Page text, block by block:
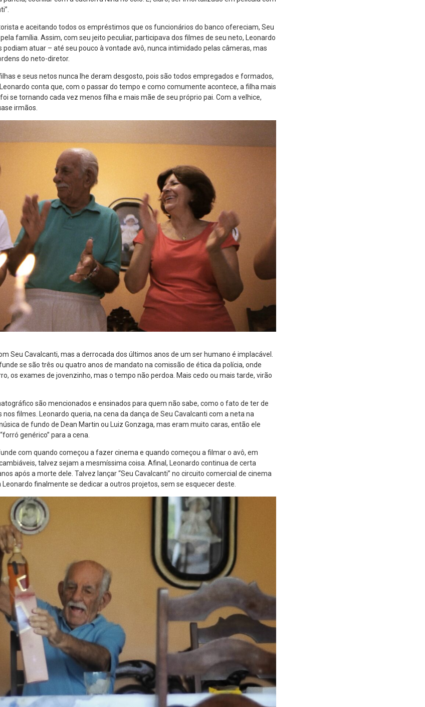
e aceitando todos os empréstimos que os funcionários do banco ofereciam, Seu
família. Assim, com seu jeito peculiar, participava dos filmes de seu neto, Leonardo
podiam atuar – até seu pouco à vontade avô, nunca intimidado pelas câmeras, mas
do neto-diretor.
e seus netos nunca lhe deram desgosto, pois são todos empregados e formados,
conta que, com o passar do tempo e como comumente acontece, a filha mais
se tornando cada vez menos filha e mais mãe de seu próprio pai. Com a velhice,
irmãos.
Seu Cavalcanti, mas a derrocada dos últimos anos de um ser humano é implacável.
se são três ou quatro anos de mandato na comissão de ética da polícia, onde
os exames de jovenzinho, mas o tempo não perdoa. Mais cedo ou mais tarde, virão
são mencionados e ensinados para quem não sabe, como o fato de ter de
filmes. Leonardo queria, na cena da dança de Seu Cavalcanti com a neta na
de fundo de Dean Martin ou Luiz Gonzaga, mas eram muito caras, então ele
genérico” para a cena.
com quando começou a fazer cinema e quando começou a filmar o avô, em
talvez sejam a mesmíssima coisa. Afinal, Leonardo continua de certa
após a morte dele. Talvez lançar “Seu Cavalcanti” no circuito comercial de cinema
finalmente se dedicar a outros projetos, sem se esquecer deste.